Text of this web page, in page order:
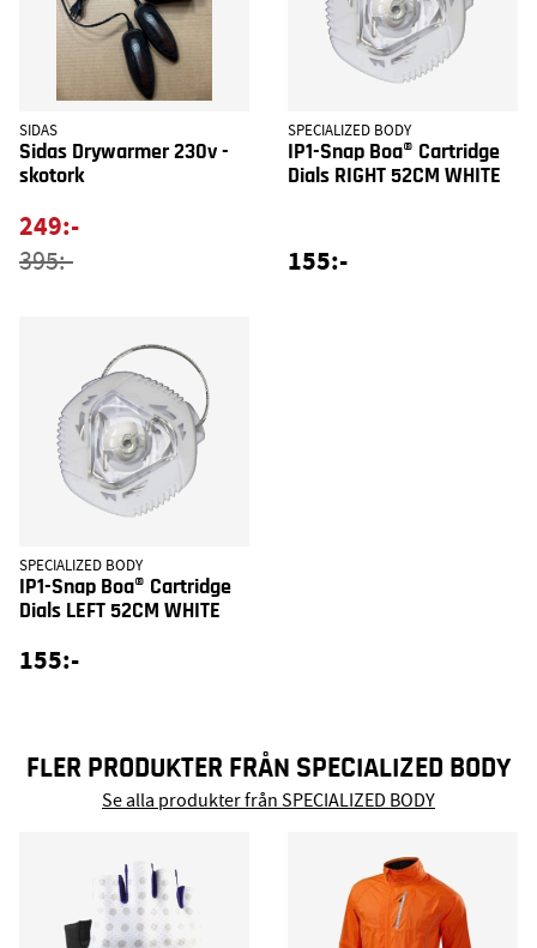
SIDAS
Sidas Drywarmer 230v -
skotork
249:-
395:-
SPECIALIZED BODY
IP1-Snap Boa® Cartridge
Dials RIGHT 52CM WHITE
155:-
SPECIALIZED BODY
IP1-Snap Boa® Cartridge
Dials LEFT 52CM WHITE
155:-
FLER PRODUKTER FRÅN SPECIALIZED BODY
Se alla produkter från SPECIALIZED BODY